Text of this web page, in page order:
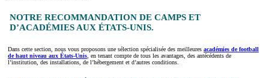
NOTRE RECOMMANDATION DE CAMPS ET
D’ACADÉMIES AUX ÉTATS-UNIS.
Dans cette section, nous vous proposons une sélection spécialisée des meilleures académies de football
de haut niveau aux États-Unis, en tenant compte de tous les avantages, des antécédents de
l’institution, des installations, de l’hébergement et d’autres conditions.